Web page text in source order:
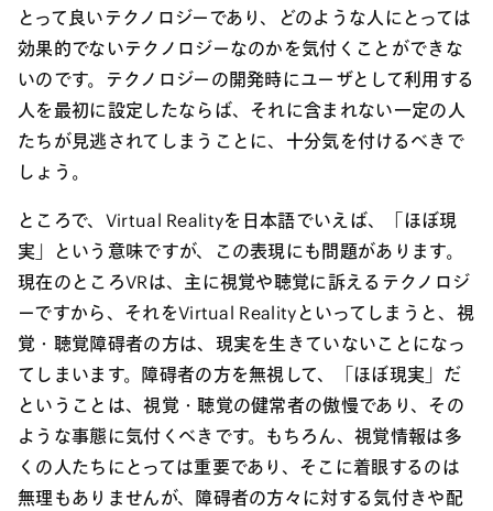
とって良いテクノロジーであり、どのような人にとっては
効果的でないテクノロジーなのかを気付くことができな
いのです。テクノロジーの開発時にユーザとして利用する
人を最初に設定したならば、それに含まれない一定の人
たちが見逃されてしまうことに、十分気を付けるべきで
しょう。
ところで、Virtual Realityを日本語でいえば、「ほぼ現
実」という意味ですが、この表現にも問題があります。
現在のところVRは、主に視覚や聴覚に訴えるテクノロジ
ーですから、それをVirtual Realityといってしまうと、視
覚・聴覚障碍者の方は、現実を生きていないことになっ
てしまいます。障碍者の方を無視して、「ほぼ現実」だ
ということは、視覚・聴覚の健常者の傲慢であり、その
ような事態に気付くべきです。もちろん、視覚情報は多
くの人たちにとっては重要であり、そこに着眼するのは
無理もありませんが、障碍者の方々に対する気付きや配